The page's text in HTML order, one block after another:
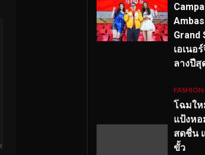
Grand
เอเนอ
ลางปี
FASHION
โฉมใ
แป้งหอ
สดชื่น
ขั้ว